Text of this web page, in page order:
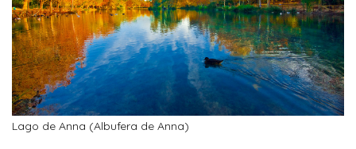
Lago de Anna (Albufera de Anna)